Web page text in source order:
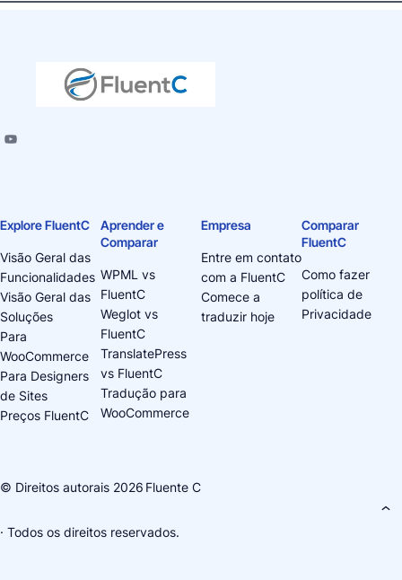
Explore FluentC
Visão Geral das
Funcionalidades
Visão Geral das
Soluções
Para
WooCommerce
Para Designers
de Sites
Preços FluentC
Aprender e
Comparar
WPML vs
FluentC
Weglot vs
FluentC
TranslatePress
vs FluentC
Tradução para
WooCommerce
Empresa
Entre em contato
com a FluentC
Comece a
traduzir hoje
Comparar
FluentC
Como fazer
política de
Privacidade
© Direitos autorais 2026 Fluente C
· Todos os direitos reservados.